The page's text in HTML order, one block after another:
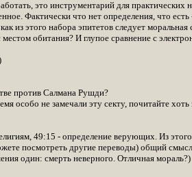
это инструментарий для практических
Фактически что нет определения, что есть
из этого набора эпитетов следует
обитания? И глупое сравнение с
против Салмана Рушди?
особо не замечали эту секту, почитайте хоть
49:15 - определение верующих. Из этого
посмотреть другие переводы) общий
один: смерть неверного. Отличная мораль?)